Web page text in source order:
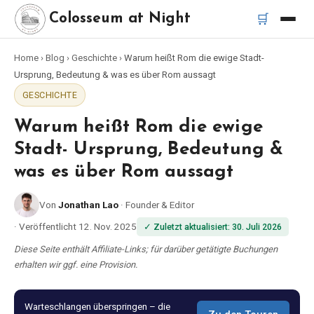
Colosseum at Night 🛒
Startseite
Beste Touren
Beste Kolosseum Nachttouren
Bus-Tour Rom
Vespa-Tour Rom
Katakomben-Tour Rom
Home › Blog › Geschichte › Warum heißt Rom die ewige Stadt-
Ursprung, Bedeutung & was es über Rom aussagt
GESCHICHTE
Warum heißt Rom die ewige
Stadt- Ursprung, Bedeutung &
was es über Rom aussagt
Von Jonathan Lao · Founder & Editor
· Veröffentlicht 12. Nov. 2025 ✓ Zuletzt aktualisiert: 30. Juli 2026
Diese Seite enthält Affiliate-Links; für darüber getätigte Buchungen
erhalten wir ggf. eine Provision.
Warteschlangen überspringen – die